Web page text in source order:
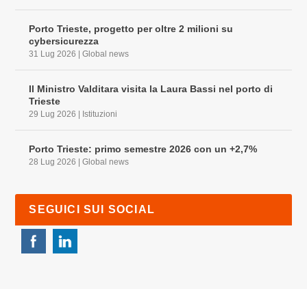
Porto Trieste, progetto per oltre 2 milioni su
cybersicurezza
31 Lug 2026 |Global news
Il Ministro Valditara visita la Laura Bassi nel porto di
Trieste
29 Lug 2026 Istituzioni
Porto Trieste: primo semestre 2026 con un +2,7%
28 Lug 2026 |Global news
SEGUICI SUI SOCIAL